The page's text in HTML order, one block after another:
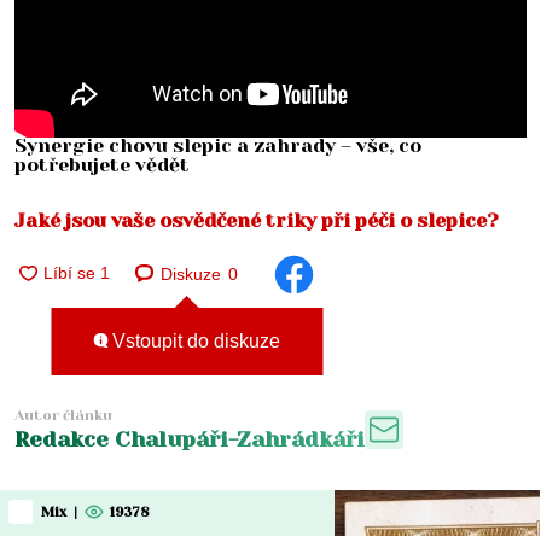
Synergie chovu slepic a zahrady – vše, co
potřebujete vědět
Jaké jsou vaše osvědčené triky při péči o slepice?
Diskuze 0
Vstoupit do diskuze
Autor článku
Redakce Chalupáři-Zahrádkáři
Mix | 19378